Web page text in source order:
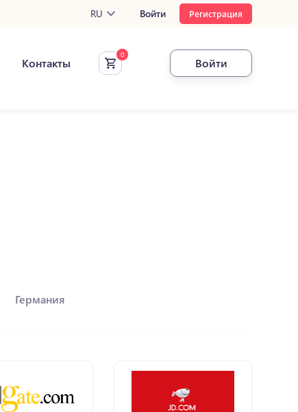
RU Войти Регистрация
Контакты Войти
Германия